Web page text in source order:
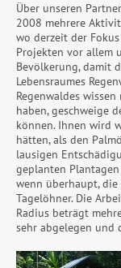
Über unseren
2008 mehrere
wo derzeit der
Projekten vor allem
Bevölkerung, damit
Lebensraumes
Regenwaldes
haben, geschweige
können. Ihnen wird
hätten, als den
lausigen
geplanten
wenn überhaupt,
Tagelöhner. Die
Radius beträgt
sehr abgelegen und